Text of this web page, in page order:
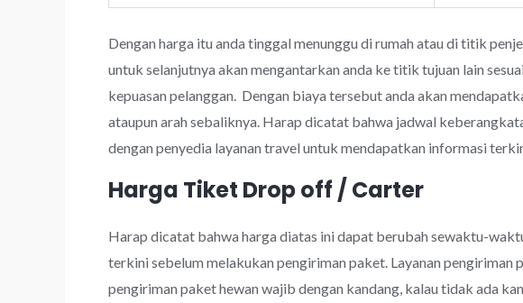
Dengan harga itu anda tinggal menunggu di rumah atau di titik
untuk selanjutnya akan mengantarkan anda ke titik tujuan lain
kepuasan pelanggan. Dengan biaya tersebut anda akan
ataupun arah sebaliknya. Harap dicatat bahwa jadwal
dengan penyedia layanan travel untuk mendapatkan informasi
Harga Tiket Drop off / Carter
Harap dicatat bahwa harga diatas ini dapat berubah sewaktu-
terkini sebelum melakukan pengiriman paket. Layanan
pengiriman paket hewan wajib dengan kandang, kalau tidak ada